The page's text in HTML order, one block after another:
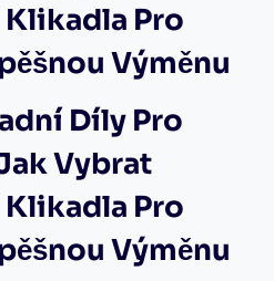
Pro
Výměnu
Díly Pro
Vybrat
‍pro
Výměnu